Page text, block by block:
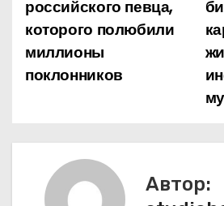
и
г
российского певца,
которого полюбили
миллионы
поклонников
Автор: